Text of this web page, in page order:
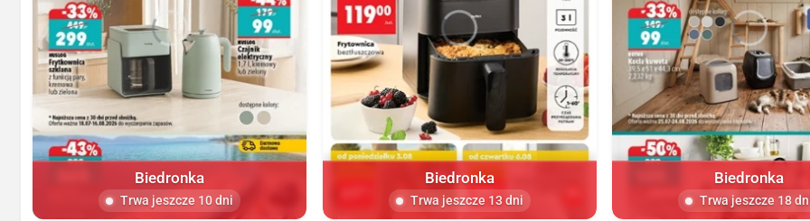
Biedronka
Trwa jeszcze 10 dni
Biedronka
Trwa jeszcze 13 dni
Biedronka
Trwa jeszcze 18